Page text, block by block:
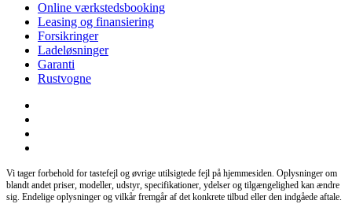
Online værkstedsbooking
Leasing og finansiering
Forsikringer
Ladeløsninger
Garanti
Rustvogne
Vi tager forbehold for tastefejl og øvrige utilsigtede fejl på hjemmesiden. Oplysninger om
blandt andet priser, modeller, udstyr, specifikationer, ydelser og tilgængelighed kan ændre
sig. Endelige oplysninger og vilkår fremgår af det konkrete tilbud eller den indgåede aftale.